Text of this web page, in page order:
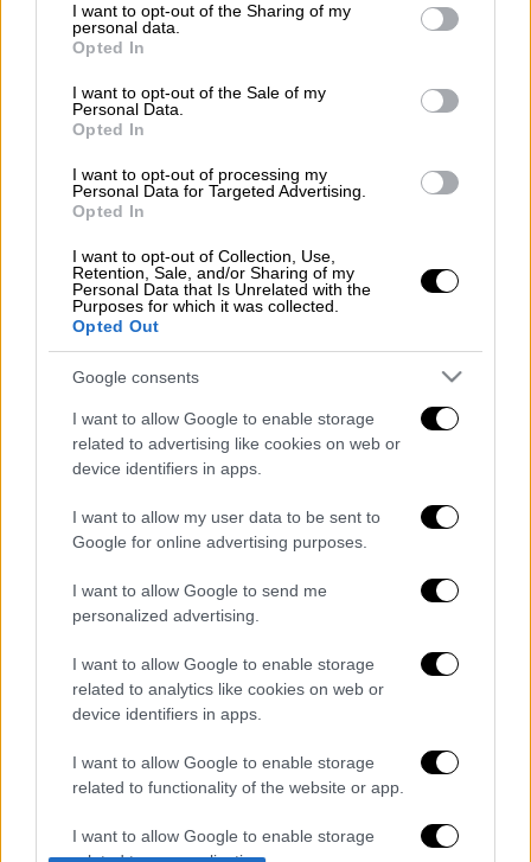
not limited to your visit or usage behaviour. You may click to
grant or deny consent to Google and its third-party tags to
use your data for below specified purposes in below Google
consent section.
I want to opt-out of the Sharing of my
personal data.
Opted In
I want to opt-out of the Sale of my
Personal Data.
Opted In
I want to opt-out of processing my
Personal Data for Targeted Advertising.
Opted In
I want to opt-out of Collection, Use,
Retention, Sale, and/or Sharing of my
Personal Data that Is Unrelated with the
Purposes for which it was collected.
Opted Out
Google consents
I want to allow Google to enable storage
related to advertising like cookies on web or
device identifiers in apps.
I want to allow my user data to be sent to
Google for online advertising purposes.
I want to allow Google to send me
personalized advertising.
I want to allow Google to enable storage
related to analytics like cookies on web or
device identifiers in apps.
I want to allow Google to enable storage
related to functionality of the website or app.
I want to allow Google to enable storage
Ελλάδα|01.12.2024 16:40
Μέτρα για τα στρατιωτικά
νοσοκομεία ανακοινώνει ο Δένδιας
μετά το μπαράζ καταγγελιών για το
424 στη Θεσσαλονίκη
Συγκεκριμένα, ο κ.Δένδιαςθα συμμετάσχει
στη συζήτηση με θέμα «The Future of
Governance: International Security in an Age
of Nationalism».
Στο περιθώριο του Forum , ο υπουργός
Εθνικής Άμυναςαναμένεται να έχει επαφές
με υψηλόβαθμους αξιωματούχους, οι οποίοι
θα συμμετάσχουν επίσης στις εργασίες του.
Διαβάστε ακόμη
Εκτελέσεις, συλλήψεις και νέοι
περιορισμοί: Το Ιράν σκληραίνει τη γραμμή
Η πρώτη δήλωση της οικογένειας της
38χρονης Βρετανίδας που δολοφονήθηκε
Ντύθηκε «Χάρος», ανέβηκε στην οροφή
ασθενείς